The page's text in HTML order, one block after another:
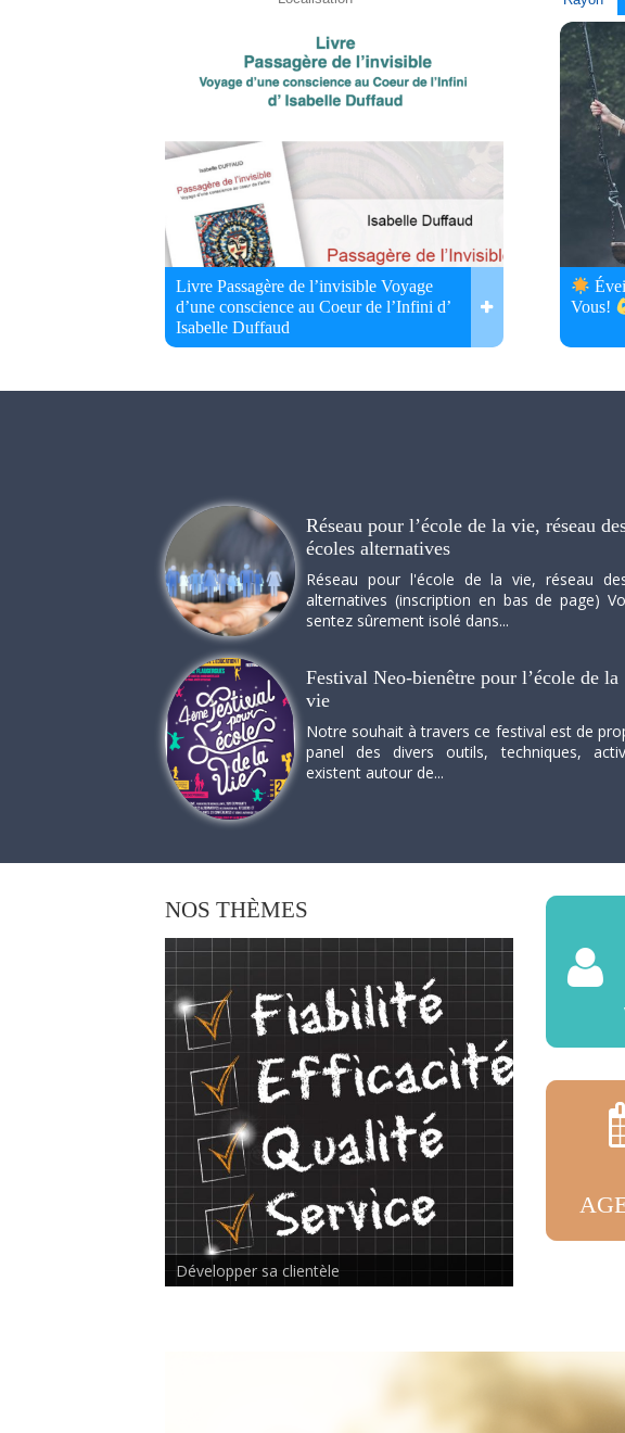
Livre Passagère de l’invisible Voyage
d’une conscience au Coeur de l’Infini d’
Isabelle Duffaud
Vous!
Réseau pour l’école de la vie, réseau
écoles alternatives
Réseau pour l'école de la vie, réseau
alternatives (inscription en bas de page)
sentez sûrement isolé dans...
Festival Neo-bienêtre pour l’école de la
vie
Notre souhait à travers ce festival est de
panel des divers outils, techniques,
existent autour de...
NOS THÈMES
Rencontre inter-thérapeutes